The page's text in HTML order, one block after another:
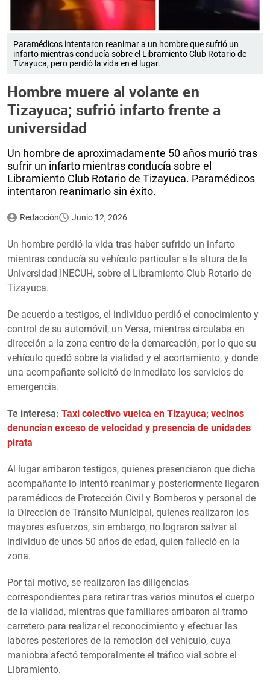
Paramédicos intentaron reanimar a un hombre que sufrió un
infarto mientras conducía sobre el Libramiento Club Rotario de
Tizayuca, pero perdió la vida en el lugar.
Hombre muere al volante en
Tizayuca; sufrió infarto frente a
universidad
Un hombre de aproximadamente 50 años murió tras
sufrir un infarto mientras conducía sobre el
Libramiento Club Rotario de Tizayuca. Paramédicos
intentaron reanimarlo sin éxito.
Redacción Junio 12, 2026
Un hombre perdió la vida tras haber sufrido un infarto
mientras conducía su vehículo particular a la altura de la
Universidad INECUH, sobre el Libramiento Club Rotario de
Tizayuca.
De acuerdo a testigos, el individuo perdió el conocimiento y
control de su automóvil, un Versa, mientras circulaba en
dirección a la zona centro de la demarcación, por lo que su
vehículo quedó sobre la vialidad y el acortamiento, y donde
una acompañante solicitó de inmediato los servicios de
emergencia.
Te interesa: Taxi colectivo vuelca en Tizayuca; vecinos
denuncian exceso de velocidad y presencia de unidades
pirata
Al lugar arribaron testigos, quienes presenciaron que dicha
acompañante lo intentó reanimar y posteriormente llegaron
paramédicos de Protección Civil y Bomberos y personal de
la Dirección de Tránsito Municipal, quienes realizaron los
mayores esfuerzos, sin embargo, no lograron salvar al
individuo de unos 50 años de edad, quien falleció en la
zona.
Por tal motivo, se realizaron las diligencias
correspondientes para retirar tras varios minutos el cuerpo
de la vialidad, mientras que familiares arribaron al tramo
carretero para realizar el reconocimiento y efectuar las
labores posteriores de la remoción del vehículo, cuya
maniobra afectó temporalmente el tráfico vial sobre el
Libramiento.